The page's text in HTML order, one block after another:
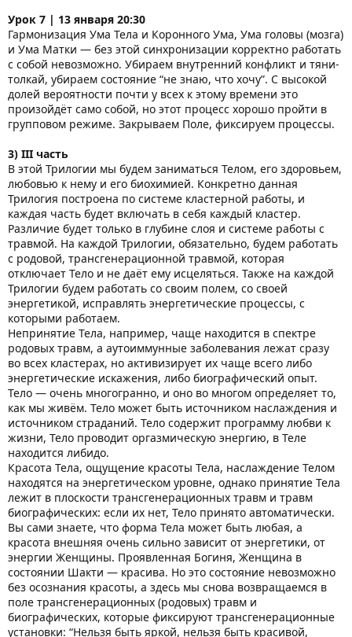
Урок 7 | 13 января 20:30
Гармонизация Ума Тела и Коронного Ума, Ума головы (мозга)
и Ума Матки — без этой синхронизации корректно работать
с собой невозможно. Убираем внутренний конфликт и тяни-
толкай, убираем состояние “не знаю, что хочу”. С высокой
долей вероятности почти у всех к этому времени это
произойдёт само собой, но этот процесс хорошо пройти в
групповом режиме. Закрываем Поле, фиксируем процессы.
3) III часть
В этой Трилогии мы будем заниматься Телом, его здоровьем,
любовью к нему и его биохимией. Конкретно данная
Трилогия построена по системе кластерной работы, и
каждая часть будет включать в себя каждый кластер.
Различие будет только в глубине слоя и системе работы с
травмой. На каждой Трилогии, обязательно, будем работать
с родовой, трансгенерационной травмой, которая
отключает Тело и не даёт ему исцеляться. Также на каждой
Трилогии будем работать со своим полем, со своей
энергетикой, исправлять энергетические процессы, с
которыми работаем.
Непринятие Тела, например, чаще находится в спектре
родовых травм, а аутоиммунные заболевания лежат сразу
во всех кластерах, но активизирует их чаще всего либо
энергетические искажения, либо биографический опыт.
Тело — очень многогранно, и оно во многом определяет то,
как мы живём. Тело может быть источником наслаждения и
источником страданий. Тело содержит программу любви к
жизни, Тело проводит оргазмическую энергию, в Теле
находится либидо.
Красота Тела, ощущение красоты Тела, наслаждение Телом
находятся на энергетическом уровне, однако принятие Тела
лежит в плоскости трансгенерационных травм и травм
биографических: если их нет, Тело принято автоматически.
Вы сами знаете, что форма Тела может быть любая, а
красота внешняя очень сильно зависит от энергетики, от
энергии Женщины. Проявленная Богиня, Женщина в
состоянии Шакти — красива. Но это состояние невозможно
без осознания красоты, а здесь мы снова возвращаемся в
поле трансгенерационных (родовых) травм и
биографических, которые фиксируют трансгенерационные
установки: “Нельзя быть яркой, нельзя быть красивой,